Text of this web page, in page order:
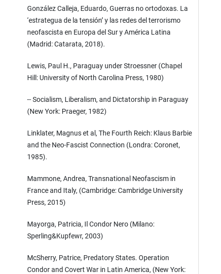
González Calleja, Eduardo, Guerras no ortodoxas. La
‘estrategua de la tensión’ y las redes del terrorismo
neofascista en Europa del Sur y América Latina
(Madrid: Catarata, 2018).
Lewis, Paul H., Paraguay under Stroessner (Chapel
Hill: University of North Carolina Press, 1980)
-- Socialism, Liberalism, and Dictatorship in Paraguay
(New York: Praeger, 1982)
Linklater, Magnus et al, The Fourth Reich: Klaus Barbie
and the Neo-Fascist Connection (Londra: Coronet,
1985).
Mammone, Andrea, Transnational Neofascism in
France and Italy, (Cambridge: Cambridge University
Press, 2015)
Mayorga, Patricia, Il Condor Nero (Milano:
Sperling&Kupfewr, 2003)
McSherry, Patrice, Predatory States. Operation
Condor and Covert War in Latin America, (New York: